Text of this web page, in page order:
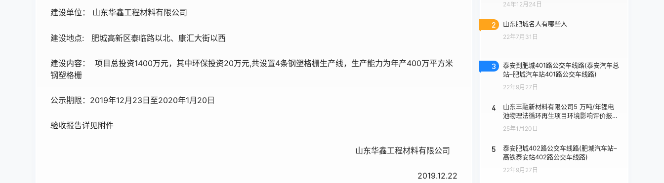
建设单位： 山东华鑫工程材料有限公司
建设地点: 肥城高新区泰临路以北、康汇大街以西
建设内容： 项目总投资1400万元，其中环保投资20万元,共设置4条钢塑格栅生产线，生产能力为年产400万平方米
钢塑格栅
公示期限：2019年12月23日至2020年1月20日
验收报告详见附件
山东华鑫工程材料有限公司
2019.12.22
24年12月24日
2 山东肥城名人有哪些人
22年7月31日
3
泰安到肥城401路公交车线路(泰安汽车总
站–肥城汽车站401路公交车线路)
22年9月27日
4
山东丰融新材料有限公司5 万吨/年锂电
池物理法循环再生项目环境影响评价报批
前公示
25年1月20日
5
泰安肥城402路公交车线路(肥城汽车站–
高铁泰安站402路公交车线路)
22年9月27日